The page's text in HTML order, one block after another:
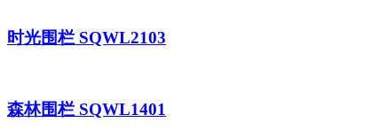
时光围栏 SQWL2103
森林围栏 SQWL1401